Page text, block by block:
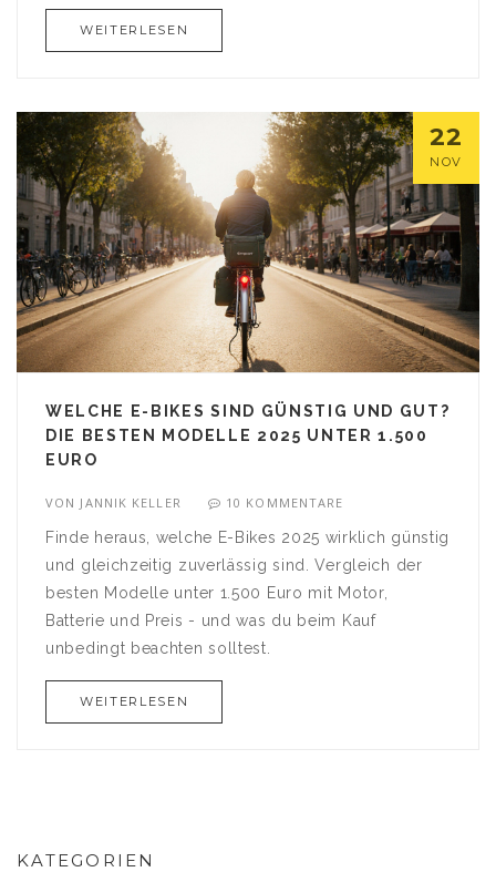
WEITERLESEN
22
NOV
WELCHE E-BIKES SIND GÜNSTIG UND GUT?
DIE BESTEN MODELLE 2025 UNTER 1.500
EURO
VON JANNIK KELLER 10 KOMMENTARE
Finde heraus, welche E-Bikes 2025 wirklich günstig
und gleichzeitig zuverlässig sind. Vergleich der
besten Modelle unter 1.500 Euro mit Motor,
Batterie und Preis - und was du beim Kauf
unbedingt beachten solltest.
WEITERLESEN
KATEGORIEN